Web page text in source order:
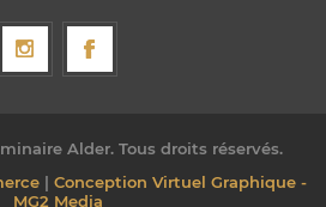
Alder. Tous droits réservés.
| Conception Virtuel Graphique -
MG2 Media